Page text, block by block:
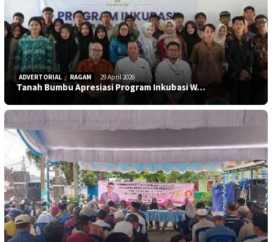
ADVERTORIAL , RAGAM 29 April 2026
Tanah Bumbu Apresiasi Program Inkubasi W…